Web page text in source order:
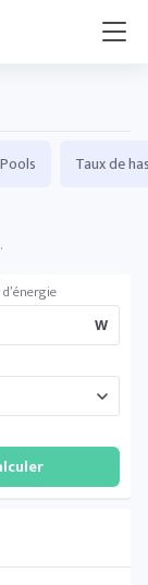
Pools Taux de
W